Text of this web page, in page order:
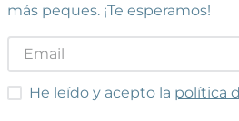
más peques. ¡Te esperamos!
He leído y acepto las
He leído y acepto la política